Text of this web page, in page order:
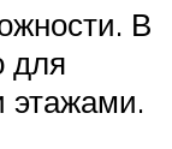
В
для
этажами.